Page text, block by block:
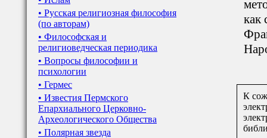
• Русская религиозная философия
(по авторам)
• Философская и
религиоведческая периодика
• Вопросы философии и
психологии
• Гермес
• Известия Пермского
Епархиального Церковно-
Археологического Общества
• Полярная звезда
как
К